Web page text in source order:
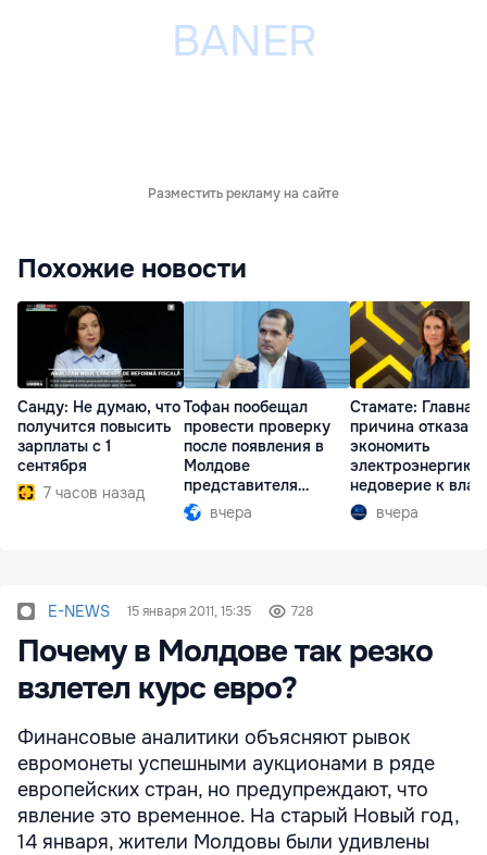
Разместить рекламу на сайте
Похожие новости
Санду: Не думаю, что
получится повысить
зарплаты с 1
сентября
7 часов назад
Тофан пообещал
провести проверку
после появления в
Молдове
представителя
Южной Осетии
вчера
Стамате: Главная
причина отказа
экономить
электроэнергию
недоверие к
вчера
E-NEWS 15 января 2011, 15:35 728
Почему в Молдове так резко
взлетел курс евро?
Финансовые аналитики объясняют рывок
евромонеты успешными аукционами в ряде
европейских стран, но предупреждают, что
явление это временное. На старый Новый год,
14 января, жители Молдовы были удивлены